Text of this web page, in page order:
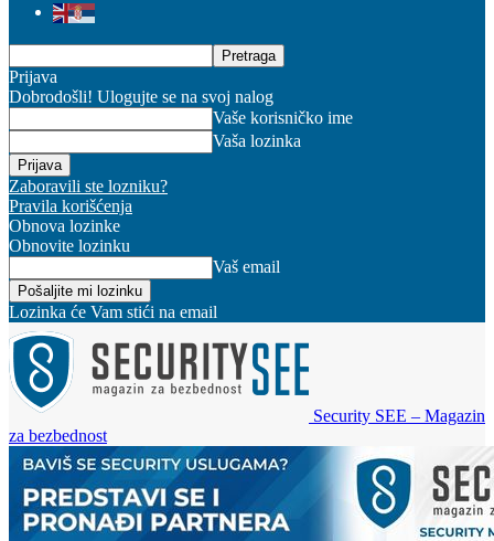
Prijava
Dobrodošli! Ulogujte se na svoj nalog
Vaše korisničko ime
Vaša lozinka
Zaboravili ste lozniku?
Pravila korišćenja
Obnova lozinke
Obnovite lozinku
Vaš email
Lozinka će Vam stići na email
Security SEE – Magazin
za bezbednost